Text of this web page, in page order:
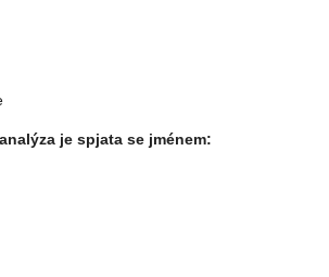
je spjata se jménem: